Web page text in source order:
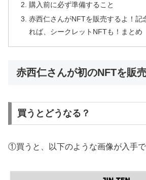
購入前に必ず準備すること
赤西仁さんがNFTを販売するよ！記
れば、シークレットNFTも！まとめ
赤西仁さんが初のNFTを販売
買うとどうなる？
①買うと、以下のような画像が入手で